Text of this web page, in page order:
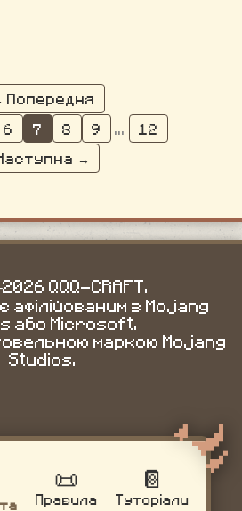
📜
Правила
📔
Туторіали
Попередня
6 7 8 9 ...
12
→
QQQ-CRAFT.
афілійованим з Mojang
або Microsoft.
маркою Mojang
Studios.